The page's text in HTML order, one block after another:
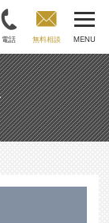
電話 無料相談 MENU